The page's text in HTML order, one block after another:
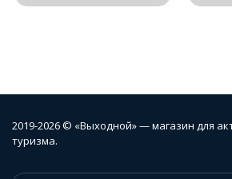
2019-2026 © «Выходной» — магазин для
туризма.